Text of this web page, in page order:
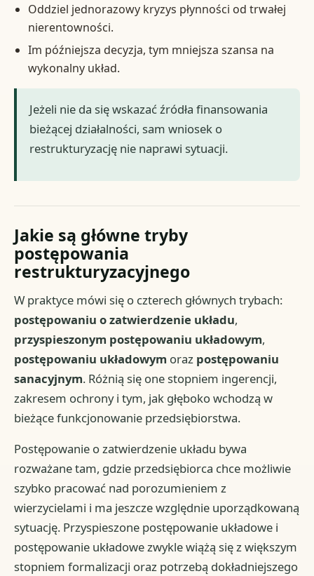
Oddziel jednorazowy kryzys płynności od trwałej
nierentowności.
Im późniejsza decyzja, tym mniejsza szansa na
wykonalny układ.
Jeżeli nie da się wskazać źródła finansowania
bieżącej działalności, sam wniosek o
restrukturyzację nie naprawi sytuacji.
Jakie są główne tryby
postępowania
restrukturyzacyjnego
W praktyce mówi się o czterech głównych trybach:
postępowaniu o zatwierdzenie układu,
przyspieszonym postępowaniu układowym,
postępowaniu układowym oraz postępowaniu
sanacyjnym. Różnią się one stopniem ingerencji,
zakresem ochrony i tym, jak głęboko wchodzą w
bieżące funkcjonowanie przedsiębiorstwa.
Postępowanie o zatwierdzenie układu bywa
rozważane tam, gdzie przedsiębiorca chce możliwie
szybko pracować nad porozumieniem z
wierzycielami i ma jeszcze względnie uporządkowaną
sytuację. Przyspieszone postępowanie układowe i
postępowanie układowe zwykle wiążą się z większym
stopniem formalizacji oraz potrzebą dokładniejszego